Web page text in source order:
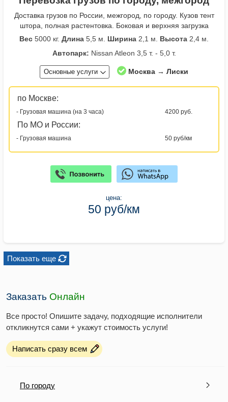
Доставка грузов по России, межгород, по городу. Кузов тент
штора, полная растентовка. Боковая и верхняя загрузка
Вес 5000 кг. Длина 5,5 м. Ширина 2,1 м. Высота 2,4 м.
Автопарк: Nissan Atleon 3,5 т. - 5,0 т.
Основные услуги Москва → Лиски
по Москве:
- Грузовая машина (на 3 часа) 4200 руб.
По МО и России:
- Грузовая машина 50 руб/км
цена:
50 руб/км
Показать еще
Заказать Онлайн
Все просто! Опишите задачу, подходящие исполнители
откликнутся сами + укажут стоимость услуги!
Написать сразу всем
По городу